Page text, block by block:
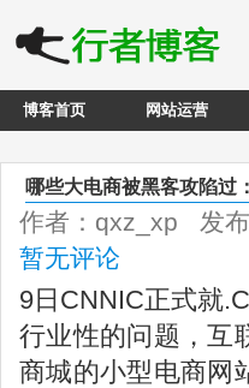
博客首页 网站运营
哪些大电商被黑客攻陷过
作者：qxz_xp 发
暂无评论
9日CNNIC正式就
行业性的问题，互
商城的小型电商网